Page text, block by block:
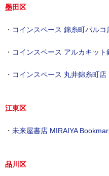
墨田区
・ コインスペース 錦糸町パル
・ コインスペース アルカキッ
・ コインスペース 丸井錦糸町
江東区
・ 未来屋書店 MIRAIYA
品川区